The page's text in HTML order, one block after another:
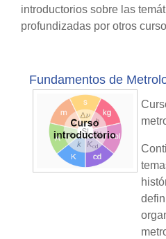
introductorios sobre las
profundizadas por otros
Fundamentos de